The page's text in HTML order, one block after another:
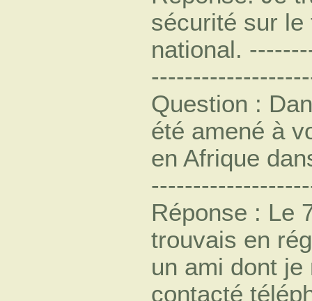
sécurité sur le
national.
Question :
été amené à
en Afrique
Réponse : Le
trouvais en
un ami dont
contacté